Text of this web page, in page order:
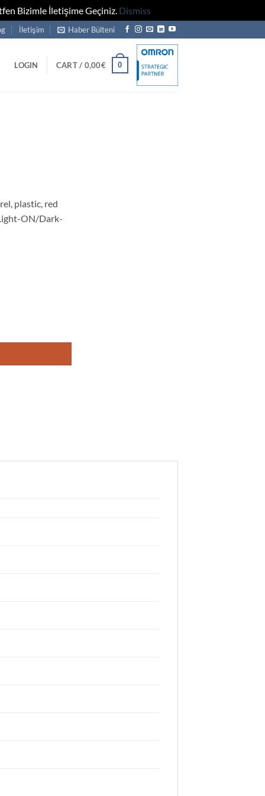
Bizimle İletişime Geçiniz. Dismiss
İletişim Haber Bülteni
LOGIN CART / 0,00€ 0
plastic, red
ON/Dark-